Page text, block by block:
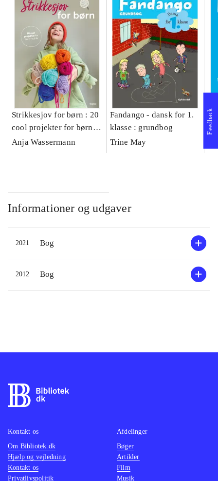
Strikkesjov for børn : 20
cool projekter for børn
fra 8 år
Anja Wassermann
Fandango - dansk for 1.
klasse : grundbog
Trine May
Informationer og udgaver
2021 Bog
2012 Bog
Feedback
Kontakt os
Om Bibliotek.dk
Hjælp og vejledning
Kontakt os
Privatlivspolitik
Afdelinger
Bøger
Artikler
Film
Musik